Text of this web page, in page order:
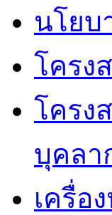
นโย
โครง
โครง
บุคลา
เครื่อ